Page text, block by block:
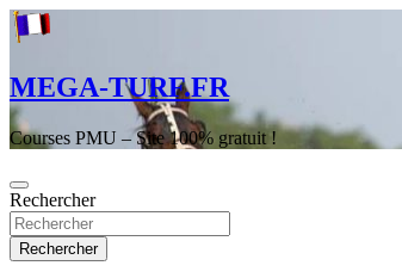
Aller
au
MEGA-TURF.FR
Courses PMU – Site 100% gratuit !
Rechercher
Rechercher